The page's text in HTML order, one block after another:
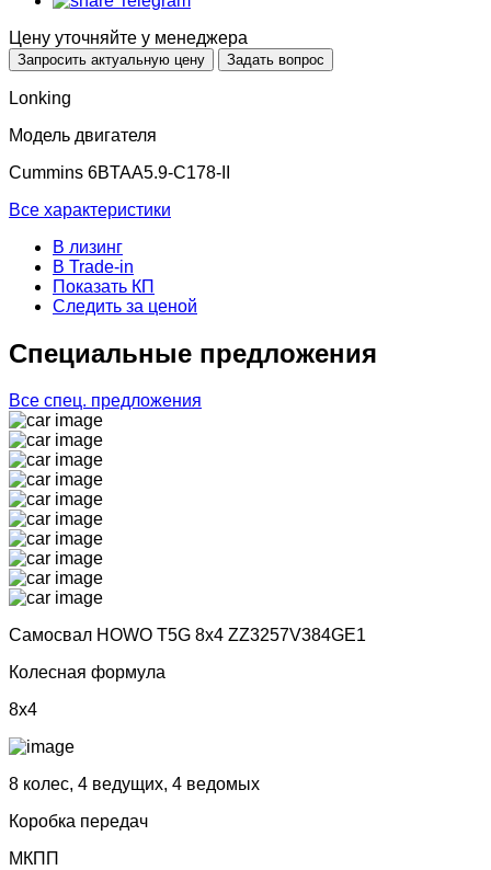
Цену уточняйте у менеджера
Запросить актуальную цену Задать вопрос
Lonking
Модель двигателя
Cummins 6BTAA5.9-C178-II
Все характеристики
В лизинг
В Trade-in
Показать КП
Следить за ценой
Cпециальные предложения
Все спец. предложения
Самосвал HOWO T5G 8x4 ZZ3257V384GE1
Колесная формула
8x4
8 колес, 4 ведущих, 4 ведомых
Коробка передач
МКПП